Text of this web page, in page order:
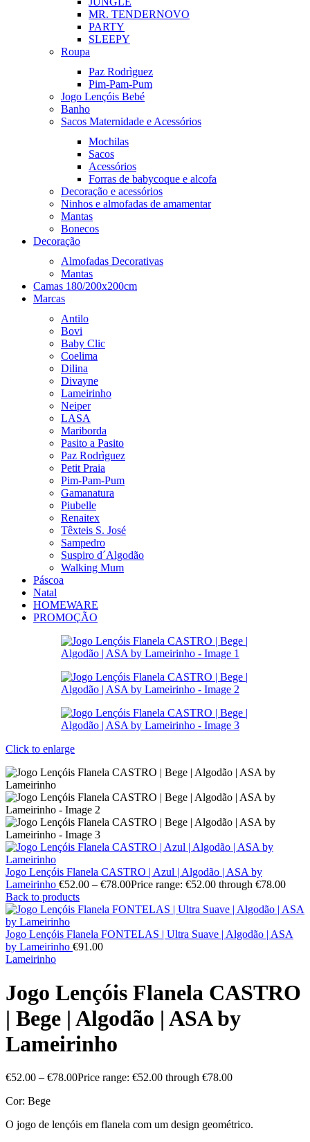
MR. TENDERNOVO
PARTY
SLEEPY
Roupa
Paz Rodrìguez
Pim-Pam-Pum
Jogo Lençóis Bebé
Banho
Sacos Maternidade e Acessórios
Mochilas
Sacos
Acessórios
Forras de babycoque e alcofa
Decoração e acessórios
Ninhos e almofadas de amamentar
Mantas
Bonecos
Decoração
Almofadas Decorativas
Mantas
Camas 180/200x200cm
Marcas
Antilo
Bovi
Baby Clic
Coelima
Dilina
Divayne
Lameirinho
Neiper
LASA
Mariborda
Pasito a Pasito
Paz Rodrìguez
Petit Praia
Pim-Pam-Pum
Gamanatura
Piubelle
Renaitex
Têxteis S. José
Sampedro
Suspiro d´Algodão
Walking Mum
Páscoa
Natal
HOMEWARE
PROMOÇÃO
Click to enlarge
Jogo Lençóis Flanela CASTRO | Azul | Algodão | ASA by
Lameirinho €52.00 – €78.00Price range: €52.00 through €78.00
Back to products
Jogo Lençóis Flanela FONTELAS | Ultra Suave | Algodão | ASA
by Lameirinho €91.00
Lameirinho
Jogo Lençóis Flanela CASTRO
| Bege | Algodão | ASA by
Lameirinho
€52.00 – €78.00Price range: €52.00 through €78.00
Cor: Bege
O jogo de lençóis em flanela com um design geométrico.